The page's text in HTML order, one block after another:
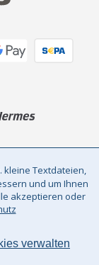
2026
Retail Ltd / Mwst:
kleine Textdateien,
und um Ihnen
akzeptieren oder
verwalten